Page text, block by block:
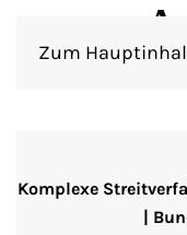
Zum
Komplexe
|